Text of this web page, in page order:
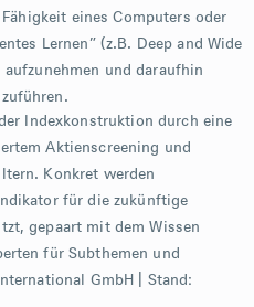
eines Computers oder
Lernen” (z.B. Deep and Wide
aufzunehmen und daraufhin
Indexkonstruktion durch eine
Aktienscreening und
Konkret werden
für die zukünftige
gepaart mit dem Wissen
für Subthemen und
GmbH | Stand: